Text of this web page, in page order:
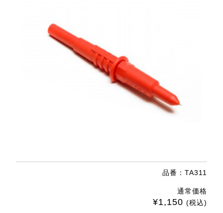
品番：TA311
通常価格
¥1,150 (税込)